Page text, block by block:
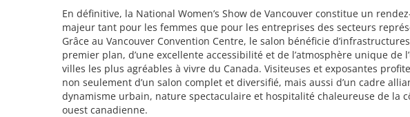
En définitive, la National Women’s Show de Vancouver constitue un
majeur tant pour les femmes que pour les entreprises des secteurs
Grâce au Vancouver Convention Centre, le salon bénéficie
premier plan, d’une excellente accessibilité et de l’atmosphère unique de
villes les plus agréables à vivre du Canada. Visiteuses et exposantes
non seulement d’un salon complet et diversifié, mais aussi d’un cadre
dynamisme urbain, nature spectaculaire et hospitalité chaleureuse de la
ouest canadienne.